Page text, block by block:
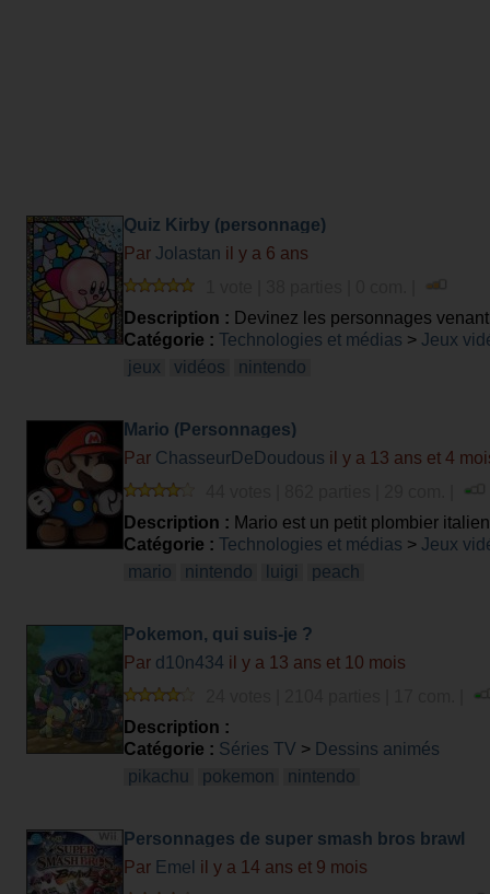
Quiz Kirby (personnage)
Par Jolastan il y a 6 ans
Description : Devinez les personnages
Catégorie : Technologies et médias > Jeux
jeux
vidéos nintendo
Mario (Personnages)
Par ChasseurDeDoudous il y a 13 ans et 4
Description : Mario est un petit plombier
Catégorie : Technologies et médias > Jeux
mario
nintendo luigi peach
Pokemon, qui suis-je ?
Par d10n434 il y a 13 ans et 10 mois
Description :
Catégorie : Séries TV > Dessins animés
pikachu
pokemon nintendo
Personnages de super smash bros brawl
Par Emel il y a 14 ans et 9 mois